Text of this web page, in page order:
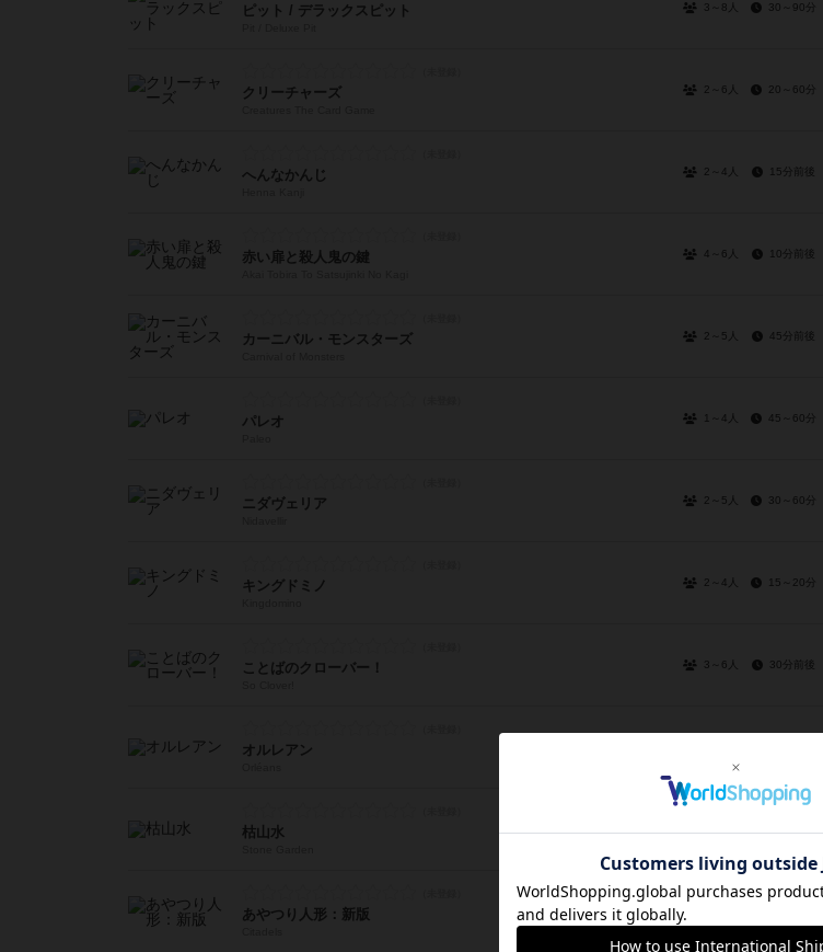
ピット / デラックスピット 3～8人 30～90分
クリーチャーズ 2～6人 20～60分
へんなかんじ 2～4人 15分前後
赤い扉と殺人鬼の鍵 4～6人 10分前後
カーニバル・モンスターズ 2～5人 45分前後
パレオ 1～4人 45～60分
ニダヴェリア 2～5人 30～60分
キングドミノ 2～4人 15～20分
ことばのクローバー！ 3～6人 30分前後
オルレアン
枯山水
あやつり人形：新版